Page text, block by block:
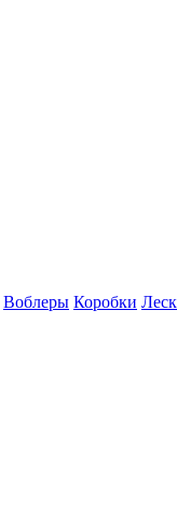
Воблеры Коробки